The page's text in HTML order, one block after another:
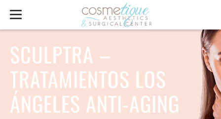
SCULPTRA –
TRATAMIENTOS LOS
ÁNGELES ANTI-AGING